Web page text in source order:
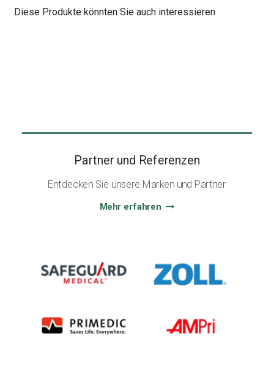
Diese Produkte könnten Sie auch interessieren
Partner und Referenzen
Entdecken Sie unsere Marken und Partner
Mehr erfahren